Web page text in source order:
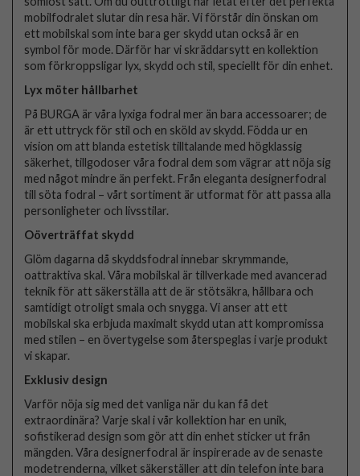
mobilfodralet slutar din resa här. Vi förstår din önskan om
ett mobilskal som inte bara ger skydd utan också är en
symbol för mode. Därför har vi skräddarsytt en kollektion
som förkroppsligar lyx, skydd och stil, speciellt för din enhet.
Lyx möter hållbarhet
På BURGA är våra lyxiga fodral mer än bara accessoarer; de
är ett uttryck för stil och en sköld av skydd. Födda ur en
vision om att blanda estetisk tilltalande med högklassig
säkerhet, tillgodoser våra fodral dem som vägrar att nöja sig
med något mindre än perfekt. Från eleganta designerfodral
till söta fodral – vårt sortiment är utformat för att passa alla
personligheter och livsstilar.
Oöverträffat skydd
Glöm dagarna då skyddsfodral innebar skrymmande,
oattraktiva skal. Våra mobilskal är tillverkade med avancerad
teknik för att säkerställa att de är stötsäkra, hållbara och
samtidigt otroligt smala och snygga. Vi anser att ett
mobilskal ska erbjuda maximalt skydd utan att kompromissa
med stilen – en övertygelse som återspeglas i varje produkt
vi skapar.
Exklusiv design
Varför nöja sig med det vanliga när du kan få det
extraordinära? Varje skal i vår kollektion har en unik,
sofistikerad design som gör att din enhet sticker ut från
mängden. Våra designerfodral är inspirerade av de senaste
modetrenderna, vilket säkerställer att din telefon inte bara